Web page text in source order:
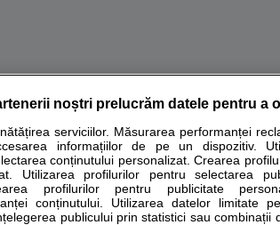
au scop informativ si educational. Ele nu pot
pe sfatulmedicului.ro sa consultati fie medicul Dvs.,
noștri prelucrăm datele pentru a
serviciilor. Măsurarea performanței
informațiilor de pe un dispozitiv.
conținutului personalizat. Crearea
Utilizarea profilurilor pentru selectarea
profilurilor pentru publicitate
conținutului. Utilizarea datelor limitate
publicului prin statistici sau combinații